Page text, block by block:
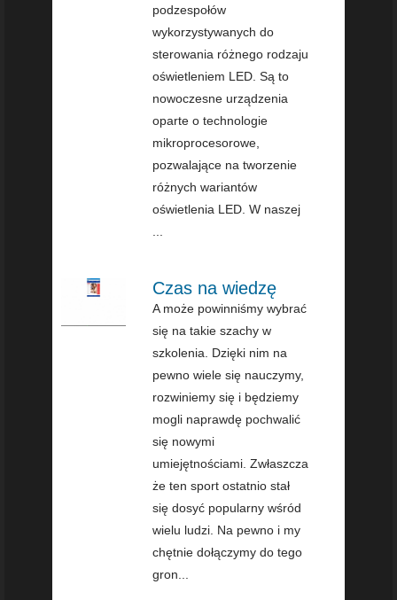
podzespołów
wykorzystywanych do
sterowania różnego rodzaju
oświetleniem LED. Są to
nowoczesne urządzenia
oparte o technologie
mikroprocesorowe,
pozwalające na tworzenie
różnych wariantów
oświetlenia LED. W naszej
Czas na wiedzę
A może powinniśmy wybrać
się na takie szachy w
szkolenia. Dzięki nim na
pewno wiele się nauczymy,
rozwiniemy się i będziemy
mogli naprawdę pochwalić
się nowymi
umiejętnościami. Zwłaszcza
że ten sport ostatnio stał
się dosyć popularny wśród
wielu ludzi. Na pewno i my
chętnie dołączymy do tego
gron...